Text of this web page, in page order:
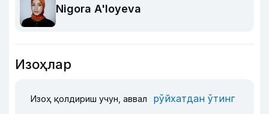
Nigora A'loyeva
Изоҳлар
Изоҳ қолдириш учун, аввал рўйхатдан ўтинг